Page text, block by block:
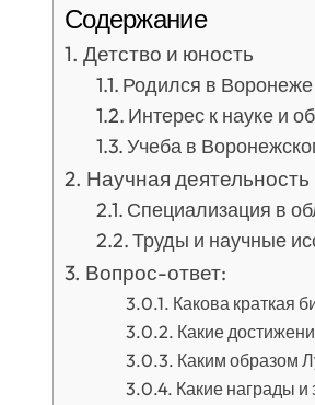
Содержание
Детство и юность
Родился в Воронеже
Интерес к науке и
Учеба в
Научная деятельность
Специализация в
Труды и научные
Вопрос-ответ:
Какова краткая
Какие
Каким образом
Какие награды